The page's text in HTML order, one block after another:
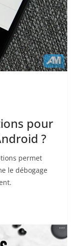
pour
?
permet
le débogage